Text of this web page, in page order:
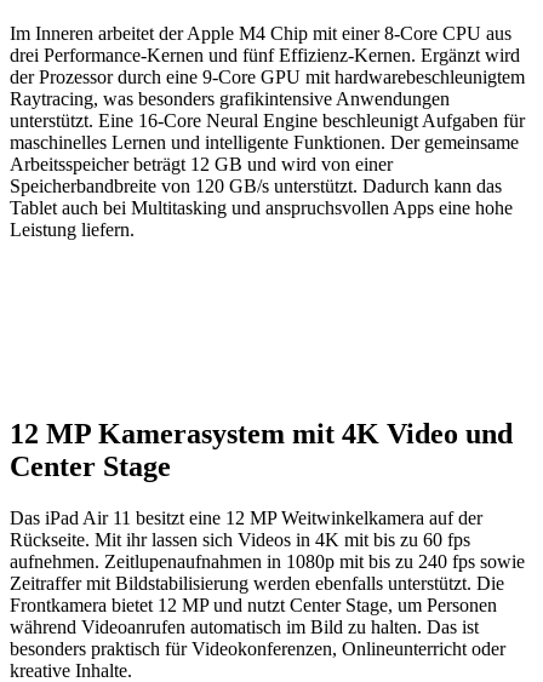
Im Inneren arbeitet der Apple M4 Chip mit einer 8-Core CPU aus
drei Performance-Kernen und fünf Effizienz-Kernen. Ergänzt wird
der Prozessor durch eine 9-Core GPU mit hardwarebeschleunigtem
Raytracing, was besonders grafikintensive Anwendungen
unterstützt. Eine 16-Core Neural Engine beschleunigt Aufgaben für
maschinelles Lernen und intelligente Funktionen. Der gemeinsame
Arbeitsspeicher beträgt 12 GB und wird von einer
Speicherbandbreite von 120 GB/s unterstützt. Dadurch kann das
Tablet auch bei Multitasking und anspruchsvollen Apps eine hohe
Leistung liefern.
12 MP Kamerasystem mit 4K Video und
Center Stage
Das iPad Air 11 besitzt eine 12 MP Weitwinkelkamera auf der
Rückseite. Mit ihr lassen sich Videos in 4K mit bis zu 60 fps
aufnehmen. Zeitlupenaufnahmen in 1080p mit bis zu 240 fps sowie
Zeitraffer mit Bildstabilisierung werden ebenfalls unterstützt. Die
Frontkamera bietet 12 MP und nutzt Center Stage, um Personen
während Videoanrufen automatisch im Bild zu halten. Das ist
besonders praktisch für Videokonferenzen, Onlineunterricht oder
kreative Inhalte.